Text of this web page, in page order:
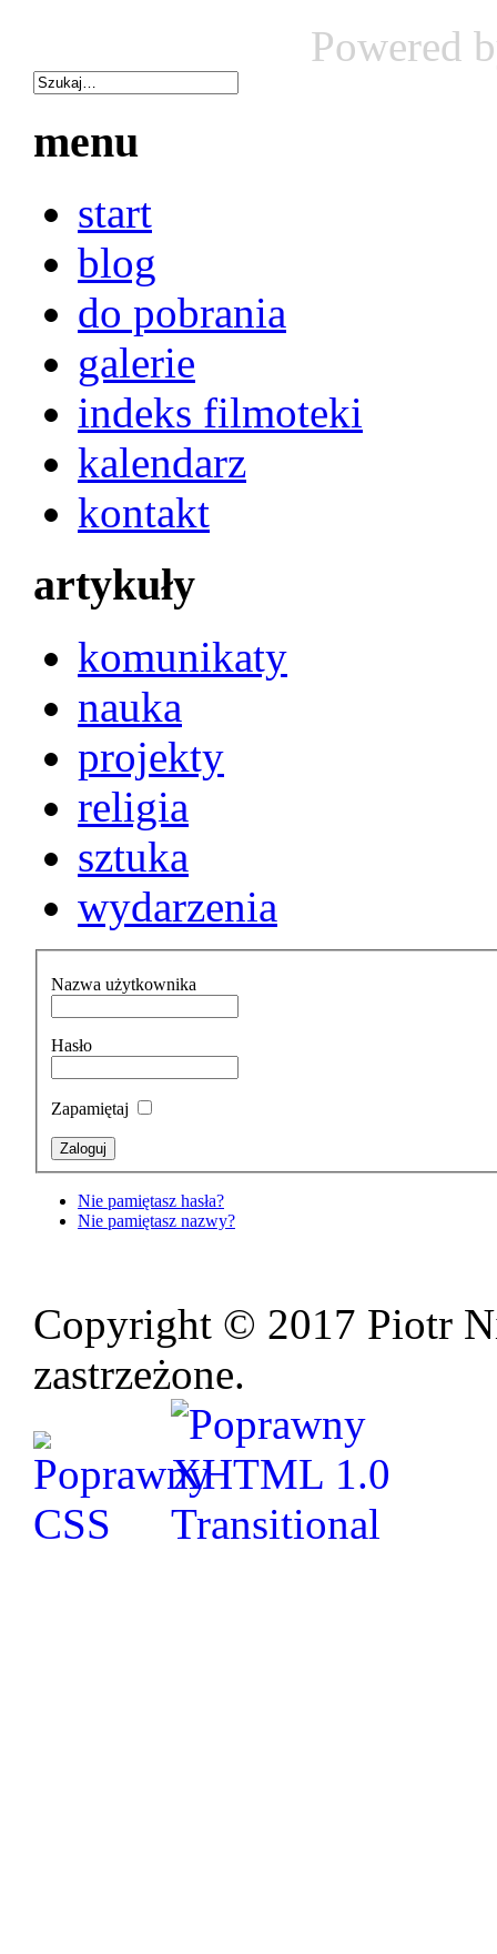
Powered
menu
start
blog
do pobrania
galerie
indeks filmoteki
kalendarz
kontakt
artykuły
komunikaty
nauka
projekty
religia
sztuka
wydarzenia
Nazwa użytkownika
Hasło
Zapamiętaj
Nie pamiętasz hasła?
Nie pamiętasz nazwy?
Copyright © 2017 Piotr
zastrzeżone.